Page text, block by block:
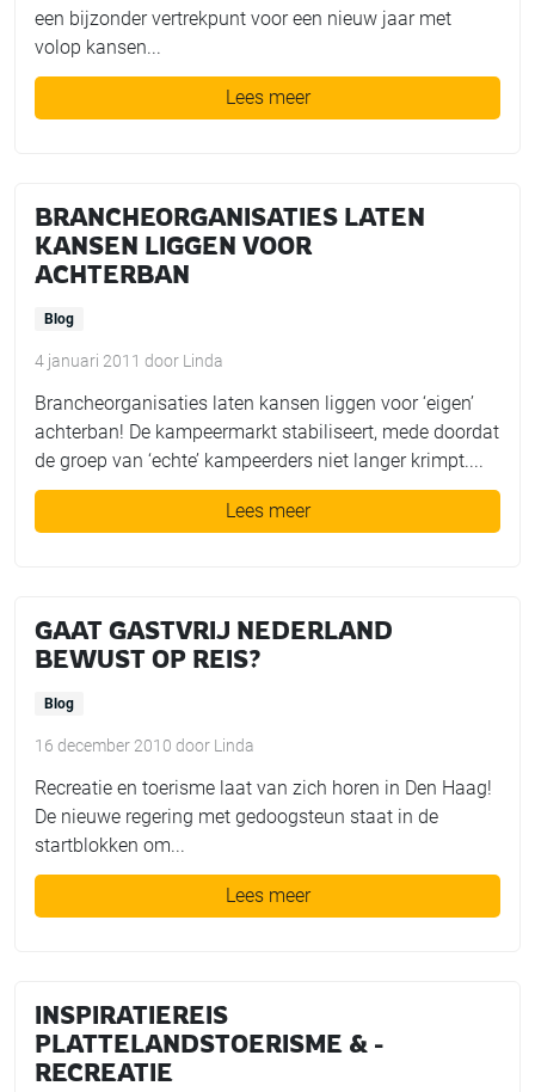
een bijzonder vertrekpunt voor een nieuw jaar met
volop kansen...
Lees meer
BRANCHEORGANISATIES LATEN
KANSEN LIGGEN VOOR
ACHTERBAN
Blog
4 januari 2011 door Linda
Brancheorganisaties laten kansen liggen voor ‘eigen’
achterban! De kampeermarkt stabiliseert, mede doordat
de groep van ‘echte’ kampeerders niet langer krimpt....
Lees meer
GAAT GASTVRIJ NEDERLAND
BEWUST OP REIS?
Blog
16 december 2010 door Linda
Recreatie en toerisme laat van zich horen in Den Haag!
De nieuwe regering met gedoogsteun staat in de
startblokken om...
Lees meer
INSPIRATIEREIS
PLATTELANDSTOERISME & -
RECREATIE